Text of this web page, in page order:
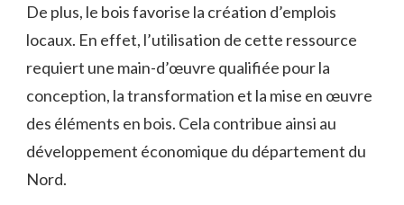
De ⁣plus, le bois favorise la création d’emplois
locaux. En effet, l’utilisation de ⁤cette ressource
requiert une main-d’œuvre qualifiée pour la
conception, la transformation et la mise en œuvre
des éléments en bois. Cela contribue ainsi au
développement économique du département du
Nord.